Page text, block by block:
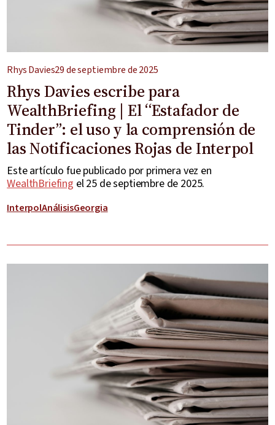
Rhys Davies29 de septiembre de 2025
Rhys Davies escribe para
WealthBriefing | El “Estafador de
Tinder”: el uso y la comprensión de
las Notificaciones Rojas de Interpol
Este artículo fue publicado por primera vez en
WealthBriefing el 25 de septiembre de 2025.
InterpolAnálisisGeorgia